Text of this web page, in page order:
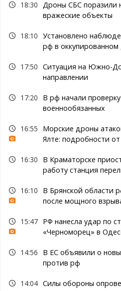
18:30 Дроны СБС поразили
вражеские объекты
18:10 Установлено
рф в оккупированном
17:50 Ситуация на Южно-
направлении
17:20
В рф начали
военнообязанных
16:55
Морские дроны
Ялте: подробности
16:30
В Краматорске
работу станция
16:10
В Брянской области
после мощного
15:47
РФ нанесла удар по
«Черноморец» в
14:56
В ЕС объявили о
против рф
14:04 Силы обороны